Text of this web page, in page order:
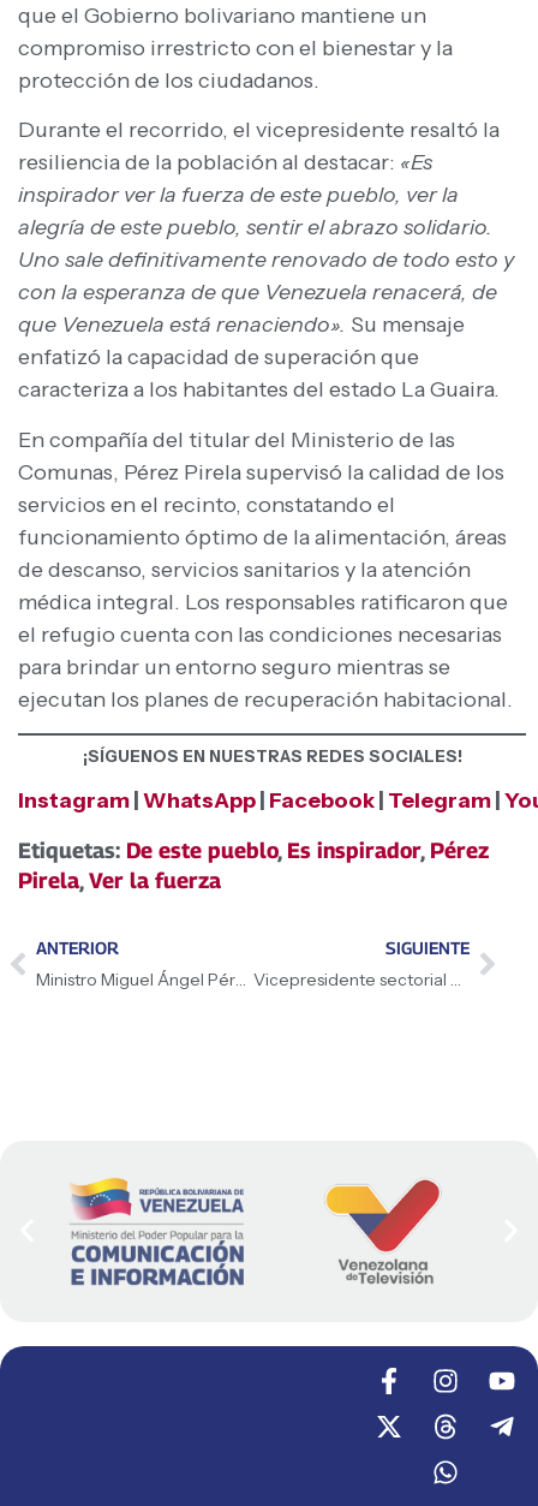
que el Gobierno bolivariano mantiene un
compromiso irrestricto con el bienestar y la
protección de los ciudadanos.
Durante el recorrido, el vicepresidente resaltó la
resiliencia de la población al destacar: «Es
inspirador ver la fuerza de este pueblo, ver la
alegría de este pueblo, sentir el abrazo solidario.
Uno sale definitivamente renovado de todo esto y
con la esperanza de que Venezuela renacerá, de
que Venezuela está renaciendo». Su mensaje
enfatizó la capacidad de superación que
caracteriza a los habitantes del estado La Guaira.
En compañía del titular del Ministerio de las
Comunas, Pérez Pirela supervisó la calidad de los
servicios en el recinto, constatando el
funcionamiento óptimo de la alimentación, áreas
de descanso, servicios sanitarios y la atención
médica integral. Los responsables ratificaron que
el refugio cuenta con las condiciones necesarias
para brindar un entorno seguro mientras se
ejecutan los planes de recuperación habitacional.
¡SÍGUENOS EN NUESTRAS REDES SOCIALES!
Instagram WhatsApp Facebook Telegram
Etiquetas: De este pueblo, Es inspirador, Pérez
Pirela,Ver la fuerza
ANTERIOR
Ministro Miguel Ángel Pérez Pirela: «No van a poder, a pesar de sus miserias y de los ataques en estos momentos tan difíciles, ni con la verdad del pueblo venezolano ni con la felicidad del pueblo venezolano»
SIGUIENTE
Vicepresidente sectorial Héctor Rodríguez anunció reprogramación de la Consulta Popular Nacional